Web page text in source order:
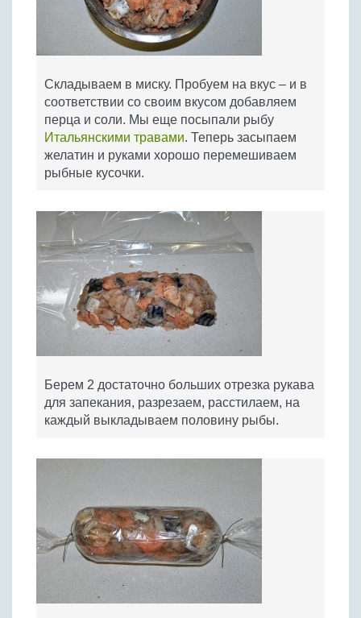
Складываем в миску. Пробуем на вкус – и в
соответствии со своим вкусом добавляем
перца и соли. Мы еще посыпали рыбу
Итальянскими травами. Теперь засыпаем
желатин и руками хорошо перемешиваем
рыбные кусочки.
Берем 2 достаточно больших отрезка рукава
для запекания, разрезаем, расстилаем, на
каждый выкладываем половину рыбы.